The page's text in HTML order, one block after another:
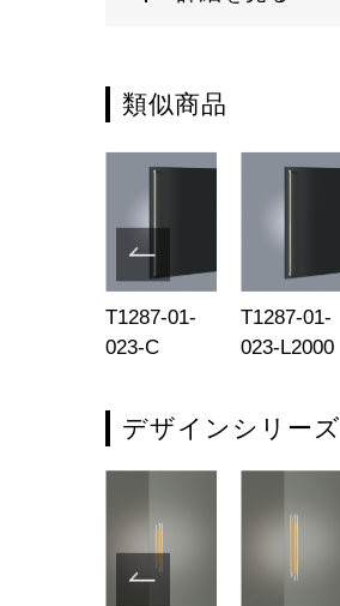
類似商品
T1287-01-
023-C
T1287-01-
023-L2000
デザインシリーズ